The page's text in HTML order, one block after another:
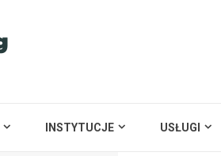
INSTYTUCJE USŁUGI